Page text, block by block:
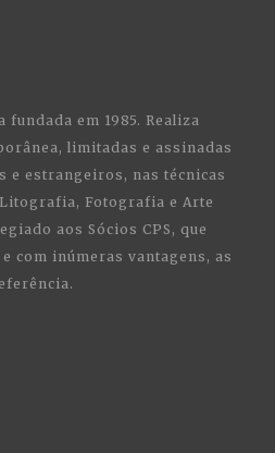
em 1985. Realiza
limitadas e assinadas
e estrangeiros, nas técnicas
Fotografia e Arte
aos Sócios CPS, que
com inúmeras vantagens, as